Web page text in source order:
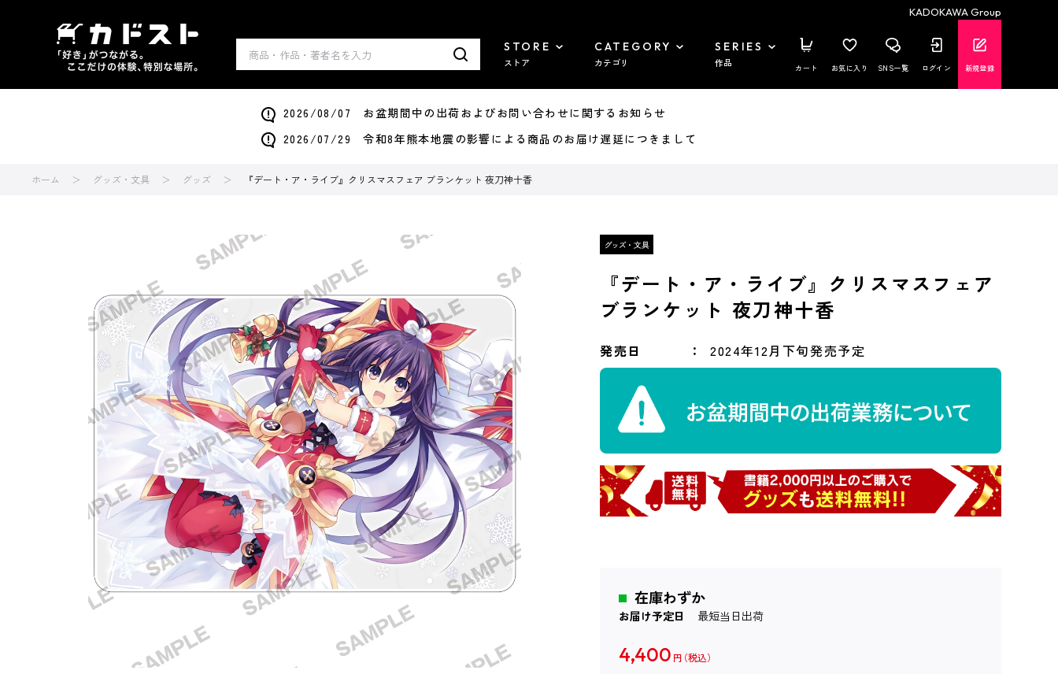
KADOKAWA Group
STORE
ストア
CATEGORY
カテゴリ
SERIES
作品 カート お気に入り SNS一覧 ログイン 新規登録
2026/08/07 お盆期間中の出荷およびお問い合わせに関するお知らせ
2026/07/29 令和8年熊本地震の影響による商品のお届け遅延につきまして
ホーム グッズ・文具 グッズ 『デート・ア・ライブ』クリスマスフェア ブランケット 夜刀神十香
『デート・ア・ライブ』クリスマスフェア
ブランケット 夜刀神十香
発売日 2024年12月下旬発売予定
在庫わずか
お届け予定日 最短当日出荷
4,400 円